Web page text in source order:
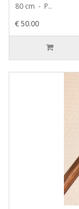
80 cm - P..
€ 50.00